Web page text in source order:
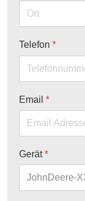
Telefon *
Email *
Gerät*